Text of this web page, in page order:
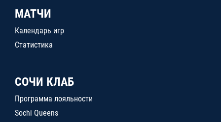
МАТЧИ
Календарь игр
Статистика
СОЧИ КЛАБ
Программа лояльности
Sochi Queens